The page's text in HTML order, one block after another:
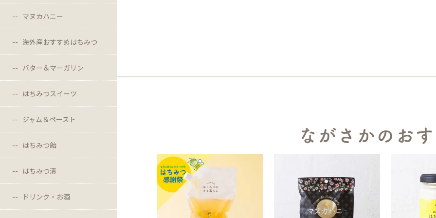
マヌカハニー
海外産おすすめはちみつ
バター＆マーガリン
はちみつスイーツ
ジャム＆ペースト
はちみつ飴
はちみつ漬
ドリンク・お酒
ながさかのお